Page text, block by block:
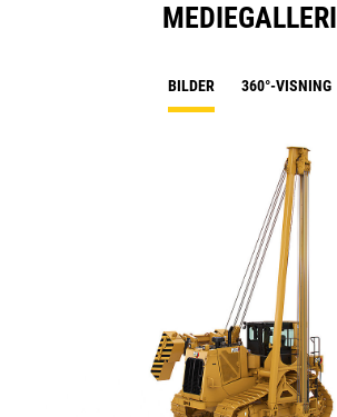
MEDIEGALLERI
BILDER 360°-VISNING